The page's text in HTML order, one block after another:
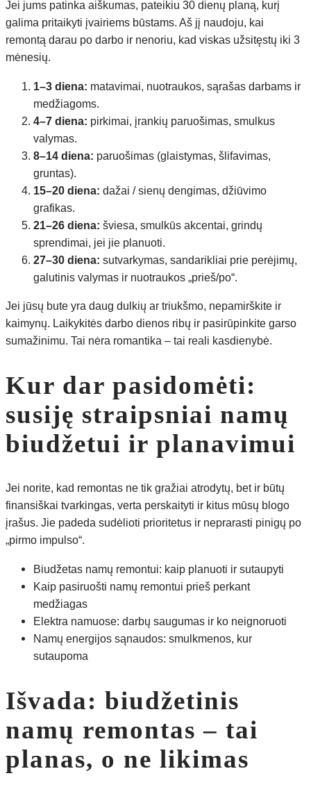
Jei jums patinka aiškumas, pateikiu 30 dienų planą, kurį
galima pritaikyti įvairiems būstams. Aš jį naudoju, kai
remontą darau po darbo ir nenoriu, kad viskas užsitęstų iki 3
mėnesių.
1–3 diena: matavimai, nuotraukos, sąrašas darbams ir
medžiagoms.
4–7 diena: pirkimai, įrankių paruošimas, smulkus
valymas.
8–14 diena: paruošimas (glaistymas, šlifavimas,
gruntas).
15–20 diena: dažai / sienų dengimas, džiūvimo
grafikas.
21–26 diena: šviesa, smulkūs akcentai, grindų
sprendimai, jei jie planuoti.
27–30 diena: sutvarkymas, sandarikliai prie perėjimų,
galutinis valymas ir nuotraukos „prieš/po“.
Jei jūsų bute yra daug dulkių ar triukšmo, nepamirškite ir
kaimynų. Laikykitės darbo dienos ribų ir pasirūpinkite garso
sumažinimu. Tai nėra romantika – tai reali kasdienybė.
Kur dar pasidomėti:
susiję straipsniai namų
biudžetui ir planavimui
Jei norite, kad remontas ne tik gražiai atrodytų, bet ir būtų
finansiškai tvarkingas, verta perskaityti ir kitus mūsų blogo
įrašus. Jie padeda sudėlioti prioritetus ir neprarasti pinigų po
„pirmo impulso“.
Biudžetas namų remontui: kaip planuoti ir sutaupyti
Kaip pasiruošti namų remontui prieš perkant
medžiagas
Elektra namuose: darbų saugumas ir ko neignoruoti
Namų energijos sąnaudos: smulkmenos, kur
sutaupoma
Išvada: biudžetinis
namų remontas – tai
planas, o ne likimas